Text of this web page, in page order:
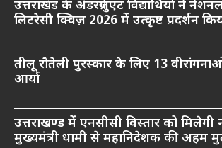
उत्तराखंड के अंडरग्रेजुएट विद्यार्थियों ने
लिटरेसी क्विज़ 2026 में उत्कृष्ट प्रदर्शन
तीलू रौतेली पुरस्कार के लिए 13
आर्या
उत्तराखण्ड में एनसीसी विस्तार को मिलेगी
मुख्यमंत्री धामी से महानिदेशक की अहम